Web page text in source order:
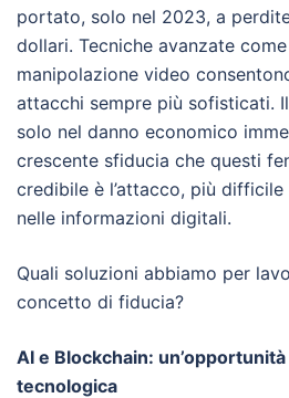
portato, solo nel 2023, a
dollari. Tecniche avanzate
manipolazione video
attacchi sempre più sofisticati.
solo nel danno economico
crescente sfiducia che questi
credibile è l’attacco, più
nelle informazioni digitali.
Quali soluzioni abbiamo per
concetto di fiducia?
AI e Blockchain:
tecnologica